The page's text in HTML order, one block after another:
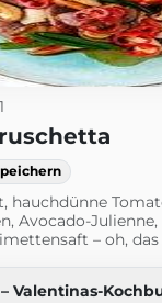
hauchdünne
Avocado-
– oh, das
Valentinas-